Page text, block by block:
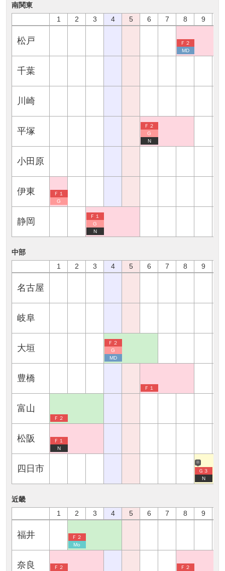
南関東
1
2 3 4 5 6 7 8 9
松戸
Ｆ２
MD
千葉
川崎
平塚
Ｆ２
G
N
小田原
伊東
Ｆ１
G
静岡
Ｆ１
G
N
中部
1
2 3 4 5 6 7 8 9
名古屋
岐阜
大垣
Ｆ２
G
MD
豊橋
Ｆ１
富山
Ｆ２
松阪
Ｆ１
N
四日市
※
Ｇ３
N
近畿
1
2 3 4 5 6 7 8 9
福井
Ｆ２
Mo
奈良 Ｆ２ Ｆ２